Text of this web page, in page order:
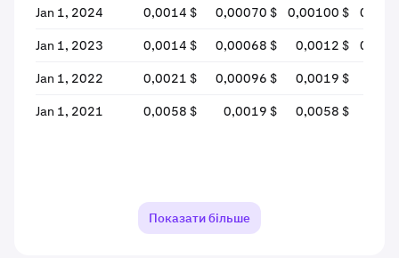
Jan 1, 2024 0,0014 $ 0,00070 $ 0,00100 $
Jan 1, 2023 0,0014 $ 0,00068 $ 0,0012 $
Jan 1, 2022 0,0021 $ 0,00096 $ 0,0019 $
Jan 1, 2021 0,0058 $ 0,0019 $ 0,0058 $
Показати більше